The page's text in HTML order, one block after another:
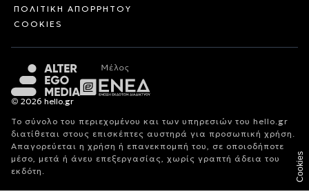
ΠΟΛΙΤΙΚΗ ΑΠΟΡΡΗΤΟΥ
COOKIES
© 2026 hello.gr
Το σύνολο του περιεχομένου και των υπηρεσιών του hello.gr
διατίθεται στους επισκέπτες αυστηρά για προσωπική χρήση.
Απαγορεύεται η χρήση ή επανεκπομπή του, σε οποιοδήποτε
μέσο, μετά ή άνευ επεξεργασίας, χωρίς γραπτή άδεια του
εκδότη.
Cookies